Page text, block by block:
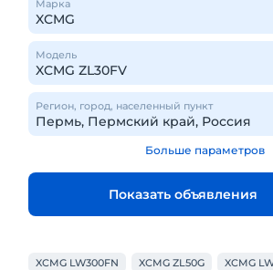
Марка
Модель
Регион, город, населенный пункт
Больше параметров
Показать объявления
XCMG LW300FN XCMG ZL50G XCMG